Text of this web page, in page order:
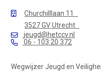
Churchilllaan 11
3527 GV Utrecht
jeugd@hetccv.nl
06 - 103 20 372
Wegwijzer Jeugd en